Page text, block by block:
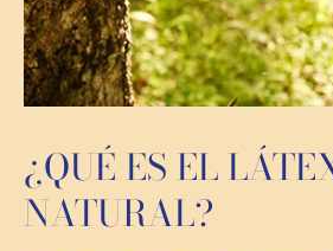
¿QUÉ ES EL
NATURAL?